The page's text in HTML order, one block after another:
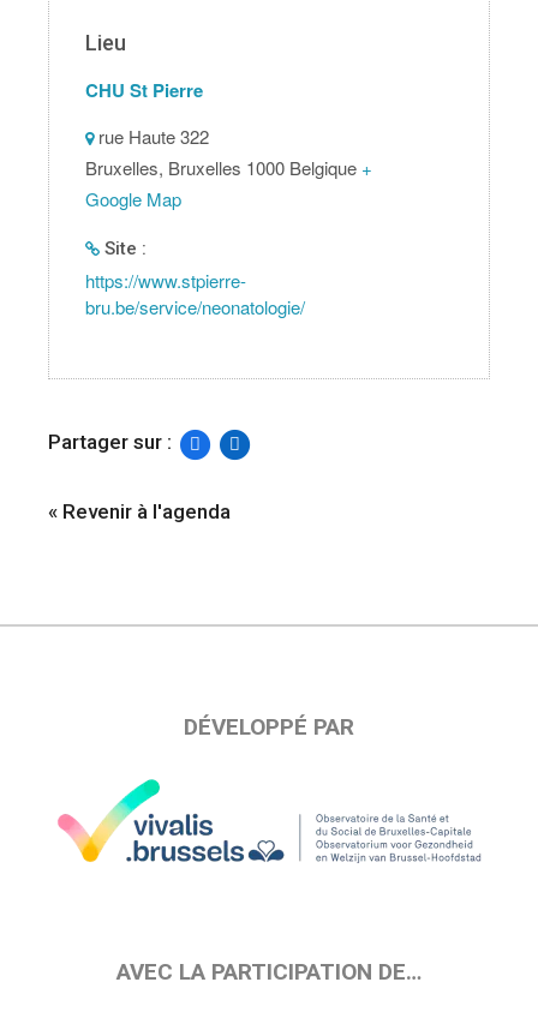
Lieu
CHU St Pierre
rue Haute 322
Bruxelles, Bruxelles 1000 Belgique +
Google Map
Site :
https://www.stpierre-
bru.be/service/neonatologie/
Partager sur :
« Revenir à l'agenda
DÉVELOPPÉ PAR
AVEC LA PARTICIPATION DE…